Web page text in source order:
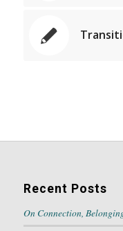
Recent Posts
On Connection,